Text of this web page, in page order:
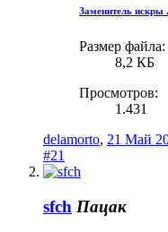
Заменитель искры
Размер файла:
8,2 КБ
Просмотров:
1.431
delamorto, 21 Май
#21
sfch Пацак